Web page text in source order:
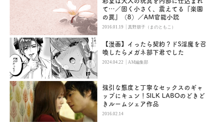
て…／固く小さく、震えてる『楽園
の罠』（8）／AM官能小説
2016.01.19 | 真野朋子（まのともこ）
【漫画】イったら契約？ドS淫魔を召
喚したらメガネ部下君でした
2024.04.22 | AM編集部
強引な態度と丁寧なセックスのギャ
ップにキュン！SILK LABOのどきど
きルームシェア作品
2016.02.14